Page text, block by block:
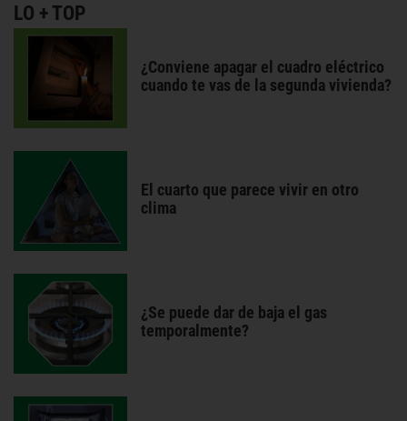
LO + TOP
¿Conviene apagar el cuadro eléctrico
cuando te vas de la segunda vivienda?
El cuarto que parece vivir en otro
clima
¿Se puede dar de baja el gas
temporalmente?